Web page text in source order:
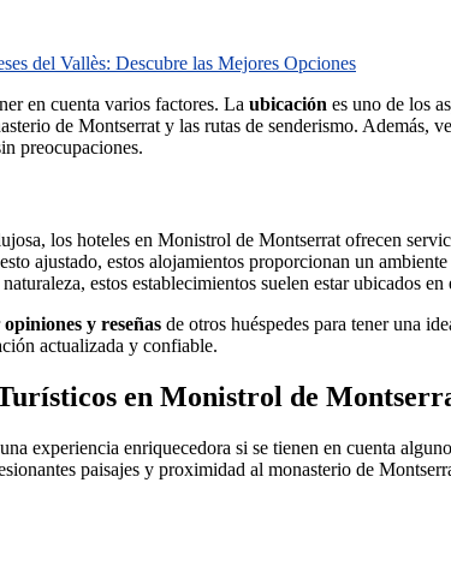
del Vallès: Descubre las Mejores Opciones
en cuenta varios factores. La ubicación es uno de los
de Montserrat y las rutas de senderismo. Además,
preocupaciones.
los hoteles en Monistrol de Montserrat ofrecen
ajustado, estos alojamientos proporcionan un
estos establecimientos suelen estar ubicados
opiniones y reseñas de otros huéspedes para tener una
actualizada y confiable.
en Monistrol de
experiencia enriquecedora si se tienen en cuenta
paisajes y proximidad al monasterio de